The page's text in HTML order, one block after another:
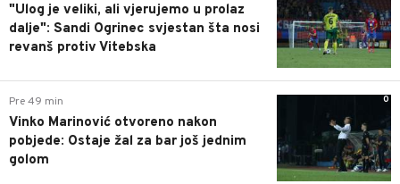
"Ulog je veliki, ali vjerujemo u prolaz
dalje": Sandi Ogrinec svjestan šta nosi
revanš protiv Vitebska
0
Pre 49 min
Vinko Marinović otvoreno nakon
pobjede: Ostaje žal za bar još jednim
golom